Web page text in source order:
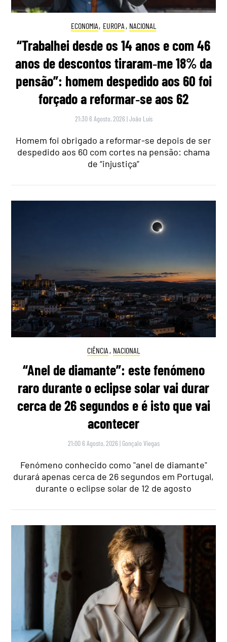
ECONOMIA, EUROPA , NACIONAL
“Trabalhei desde os 14 anos e com 46
anos de descontos tiraram‑me 18% da
pensão”: homem despedido aos 60 foi
forçado a reformar‑se aos 62
21:30 6 Agosto, 2026 |João Luís
Homem foi obrigado a reformar-se depois de ser
despedido aos 60 com cortes na pensão: chama
de “injustiça”
CIÊNCIA , NACIONAL
“Anel de diamante”: este fenómeno
raro durante o eclipse solar vai durar
cerca de 26 segundos e é isto que vai
acontecer
21:00 6 Agosto, 2026 | Gonçalo Viegas
Fenómeno conhecido como "anel de diamante"
durará apenas cerca de 26 segundos em Portugal,
durante o eclipse solar de 12 de agosto